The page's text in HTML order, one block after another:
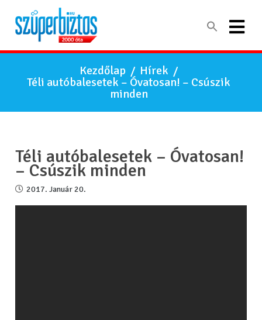
Kezdőlap / Hírek /
Téli autóbalesetek – Óvatosan! – Csúszik
minden
Téli autóbalesetek – Óvatosan!
– Csúszik minden
2017. Január 20.